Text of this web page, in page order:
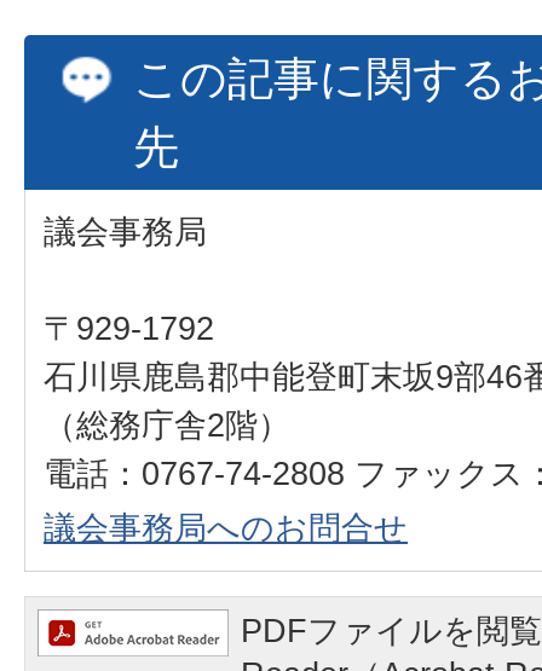
この記事に関する
先
議会事務局
〒929-1792
石川県鹿島郡中能登町末坂9部46
（総務庁舎2階）
電話：0767-74-2808 ファックス
議会事務局へのお問合せ
PDFファイルを閲